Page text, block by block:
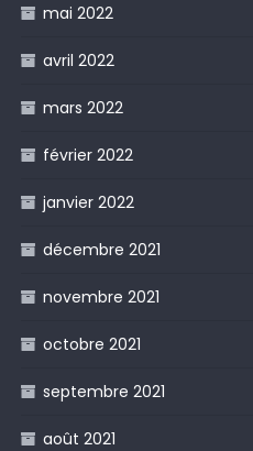
mai 2022
avril 2022
mars 2022
février 2022
janvier 2022
décembre 2021
novembre 2021
octobre 2021
septembre 2021
août 2021